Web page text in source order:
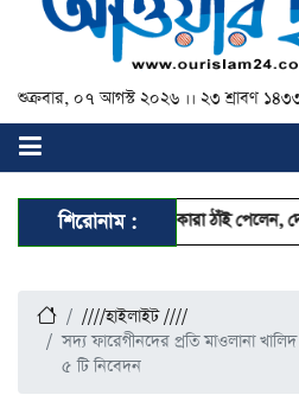
শুক্রবার, ০৭ আগস্ট ২০২৬ ।। ২৩ শ্রাবণ
শিরোনাম :
কমিটিতে কারা ঠাঁই পেলেন, দেখুন তালিকা
////হাইলাইট ////
সদ্য ফারেগীনদের প্রতি মাওলানা
৫ টি নিবেদন